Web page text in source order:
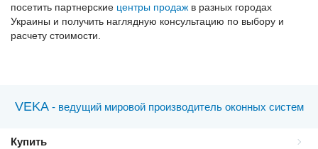
посетить партнерские центры продаж в разных городах
Украины и получить наглядную консультацию по выбору и
расчету стоимости.
VEKA - ведущий мировой производитель оконных систем
Купить